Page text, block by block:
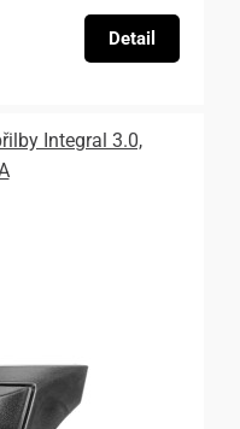
Detail
Integral 3.0,